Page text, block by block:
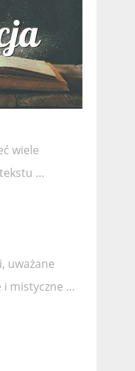
wiele
…
uważane
i mistyczne …